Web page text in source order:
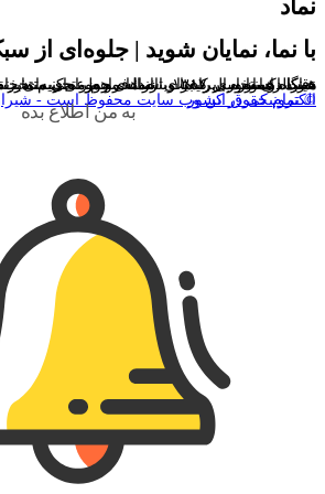
نماد
با نما، نمایان شوید | جلوه‌ای از
نماگالری از سال ۱۳۸۷ با ارائه مجموعه‌ای منتخب از زیورآلات، ساعت و عینک، همواره بر کیفیت، اصالت و طراحی متمایز تمرکز داشته است. ما با دقت در انتخاب برندها و ترندهای روز، تجربه‌ای خاص و منحصربه‌فرد از خرید اکسسوری را برای شما فراهم می‌کنیم. در نماگالری، زیبایی با اعتماد همراه است.
© تمام حقوق این وب سایت محفوظ است - شیرازتکنولوژی ارائه خدمات الکترونیکی در کشور
به من اطلاع بده